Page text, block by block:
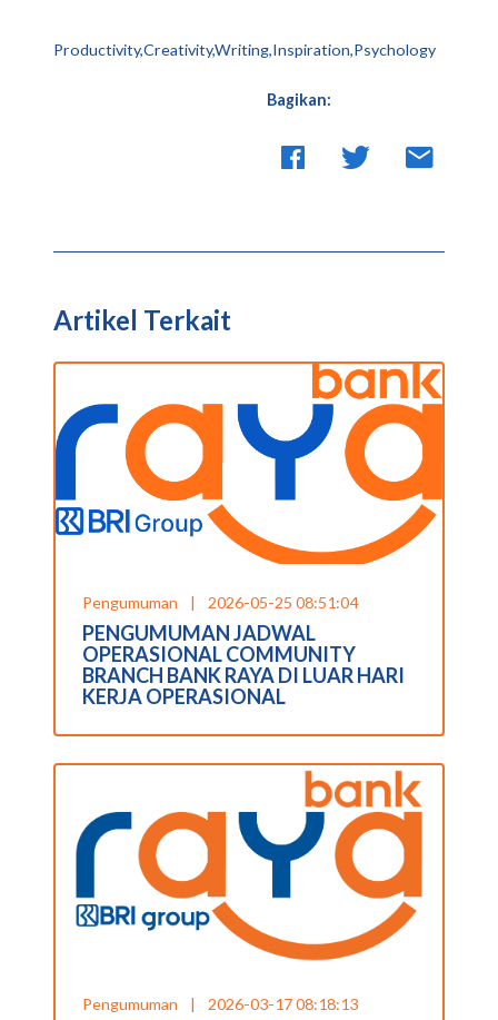
Productivity,Creativity,Writing,Inspiration,Psychology
Bagikan:
Artikel Terkait
Pengumuman | 2026-05-25 08:51:04
PENGUMUMAN JADWAL
OPERASIONAL COMMUNITY
BRANCH BANK RAYA DI LUAR HARI
KERJA OPERASIONAL
Pengumuman | 2026-03-17 08:18:13